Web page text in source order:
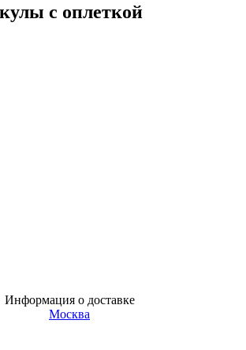
с оплеткой
Информация о доставке
Москва